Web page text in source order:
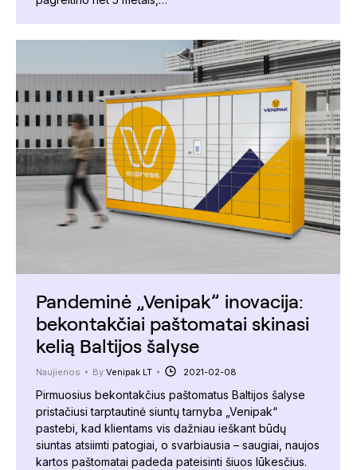
Pandeminė „Venipak” inovacija:
bekontakčiai paštomatai skinasi
kelią Baltijos šalyse
Naujienos By Venipak LT 2021-02-08
Pirmuosius bekontakčius paštomatus Baltijos šalyse
pristačiusi tarptautinė siuntų tarnyba „Venipak“
pastebi, kad klientams vis dažniau ieškant būdų
siuntas atsiimti patogiai, o svarbiausia – saugiai, naujos
kartos paštomatai padeda pateisinti šiuos lūkesčius.